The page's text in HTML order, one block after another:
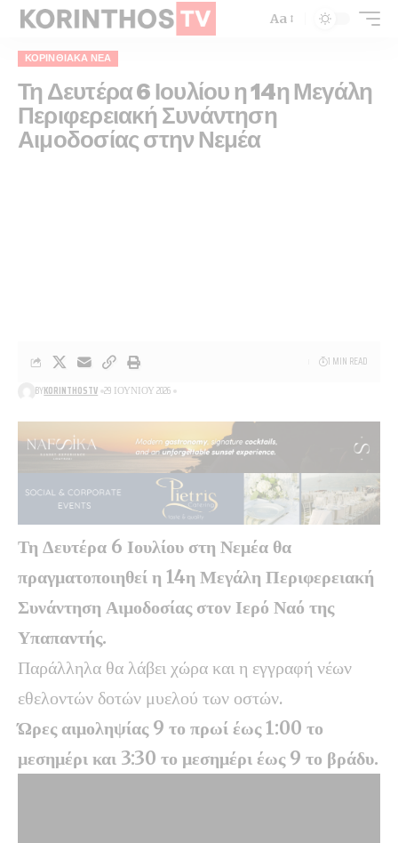
Aa
ΚΟΡΙΝΘΙΑΚΆ ΝΈΑ
Τη Δευτέρα 6 Ιουλίου η 14η Μεγάλη
Περιφερειακή Συνάντηση
Αιμοδοσίας στην Νεμέα
BYKORINTHOSTV 29 ΙΟΥΝΊΟΥ 2026
1 MIN READ
Τη Δευτέρα 6 Ιουλίου στη Νεμέα θα
πραγματοποιηθεί η 14η Μεγάλη Περιφερειακή
Συνάντηση Αιμοδοσίας στον Ιερό Ναό της
Υπαπαντής.
Παράλληλα θα λάβει χώρα και η εγγραφή νέων
εθελοντών δοτών μυελού των οστών.
Ώρες αιμοληψίας 9 το πρωί έως 1:00 το
μεσημέρι και 3:30 το μεσημέρι έως 9 το βράδυ.